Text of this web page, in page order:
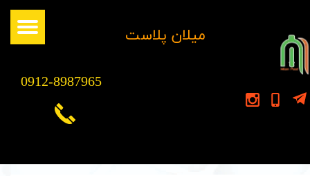
​میلان پلاست
0912-8987965